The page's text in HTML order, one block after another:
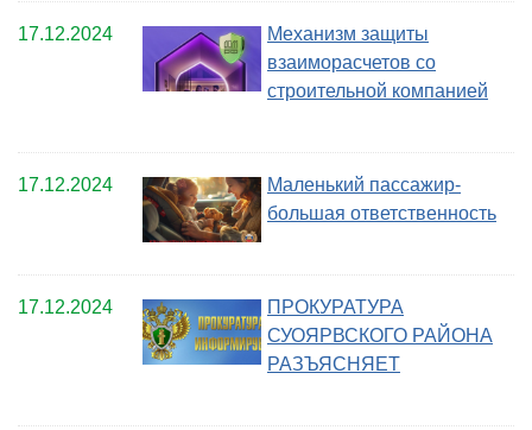
17.12.2024
Механизм защиты
взаиморасчетов со
строительной компанией
17.12.2024
Маленький пассажир-
большая ответственность
17.12.2024
ПРОКУРАТУРА
СУОЯРВСКОГО РАЙОНА
РАЗЪЯСНЯЕТ